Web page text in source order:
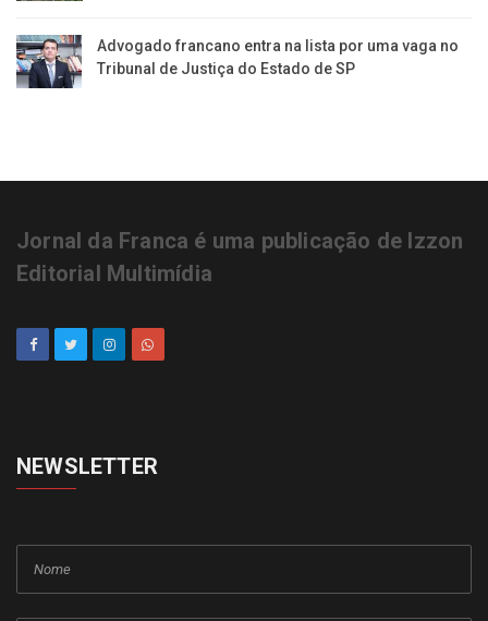
Advogado francano entra na lista por uma vaga no
Tribunal de Justiça do Estado de SP
Jornal da Franca é uma publicação de Izzon
Editorial Multimídia
NEWSLETTER